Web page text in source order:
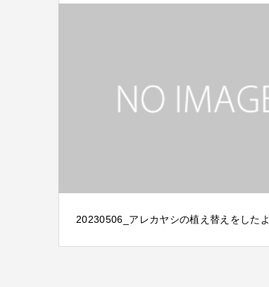
20230506_アレカヤシの植え替えをしたよ